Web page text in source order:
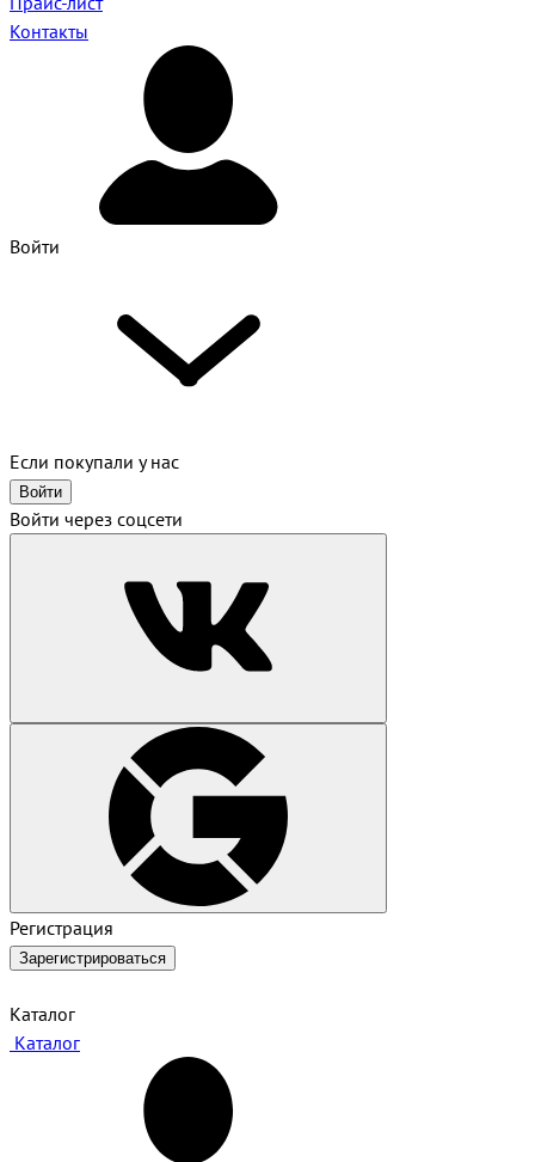
Контакты
Войти
Если покупали у нас
Войти
Войти через соцсети
Регистрация
Зарегистрироваться
Каталог
Каталог